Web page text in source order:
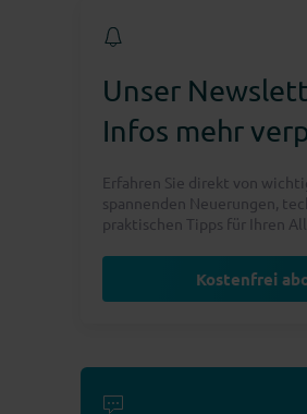
Unser
Infos mehr
Erfahren Sie direkt von
spannenden Neuerungen,
praktischen Tipps für Ihren
Kostenfrei